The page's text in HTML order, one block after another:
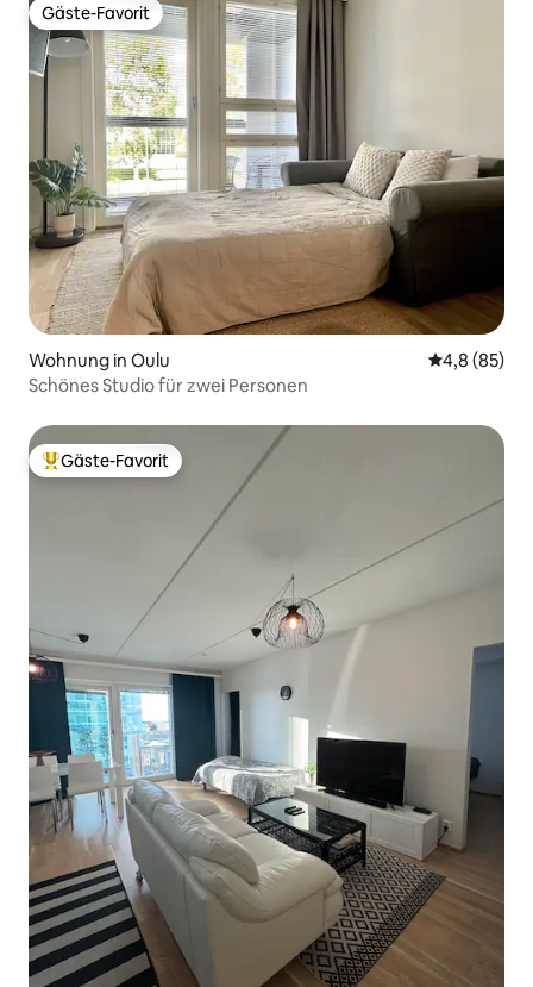
Gäste-Favorit
Gäste-Favorit
Wohnung in Oulu
4,8 (85)
Schönes Studio für zwei Personen
Beliebter Gäste-Favorit.
Gäste-Favorit